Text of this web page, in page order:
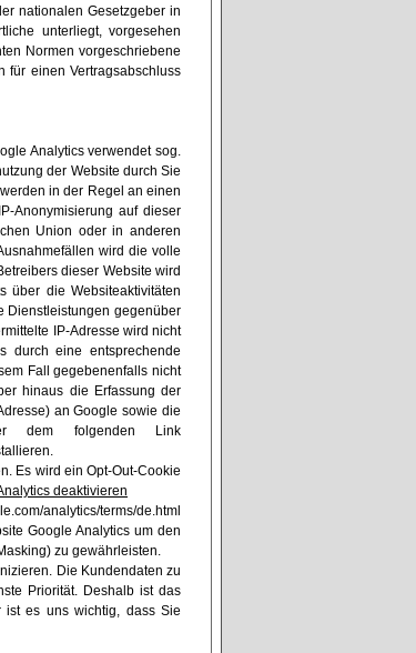
nationalen Gesetzgeber in
unterliegt, vorgesehen
Normen vorgeschriebene
für einen Vertragsabschluss
Analytics verwendet sog.
der Website durch Sie
in der Regel an einen
Anonymisierung auf dieser
Union oder in anderen
wird die volle
dieser Website wird
über die Websiteaktivitäten
Dienstleistungen gegenüber
IP-Adresse wird nicht
durch eine entsprechende
Fall gegebenenfalls nicht
hinaus die Erfassung der
an Google sowie die
dem folgenden Link
Es wird ein Opt-Out-Cookie
deaktivieren
analytics/terms/de.html
Google Analytics um den
zu gewährleisten.
Die Kundendaten zu
Priorität. Deshalb ist das
ist es uns wichtig, dass Sie